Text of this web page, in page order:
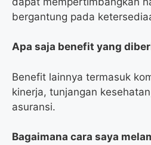
bergantung pada
Apa saja benefit yang
Benefit lainnya termasuk
kinerja, tunjangan
asuransi.
Bagaimana cara saya